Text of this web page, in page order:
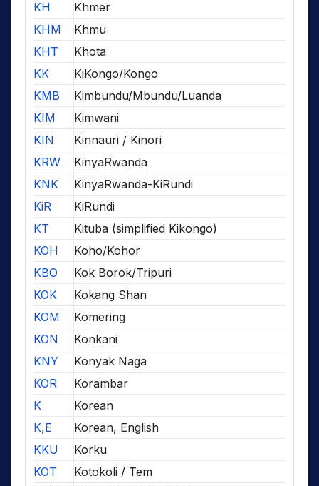
KH
Khmer
KHM
Khmu
KHT
Khota
KK
KiKongo/Kongo
KMB
Kimbundu/Mbundu/Luanda
KIM
Kimwani
KIN
Kinnauri / Kinori
KRW
KinyaRwanda
KNK
KinyaRwanda-KiRundi
KiR
KiRundi
KT
Kituba (simplified Kikongo)
KOH
Koho/Kohor
KBO
Kok Borok/Tripuri
KOK
Kokang Shan
KOM
Komering
KON
Konkani
KNY
Konyak Naga
KOR
Korambar
K
Korean
K,E
Korean, English
KKU
Korku
KOT
Kotokoli / Tem